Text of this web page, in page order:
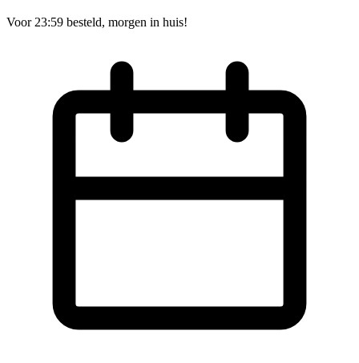
Voor 23:59 besteld, morgen in huis!